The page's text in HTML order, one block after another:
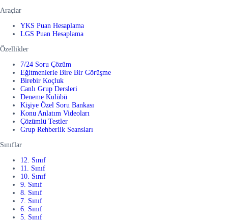
Araçlar
YKS Puan Hesaplama
LGS Puan Hesaplama
Özellikler
7/24 Soru Çözüm
Eğitmenlerle Bire Bir Görüşme
Birebir Koçluk
Canlı Grup Dersleri
Deneme Kulübü
Kişiye Özel Soru Bankası
Konu Anlatım Videoları
Çözümlü Testler
Grup Rehberlik Seansları
Sınıflar
12. Sınıf
11. Sınıf
10. Sınıf
9. Sınıf
8. Sınıf
7. Sınıf
6. Sınıf
5. Sınıf